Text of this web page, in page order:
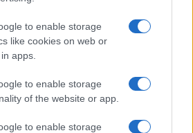
to enable storage
like cookies on web or
apps.
to enable storage
of the website or app.
to enable storage